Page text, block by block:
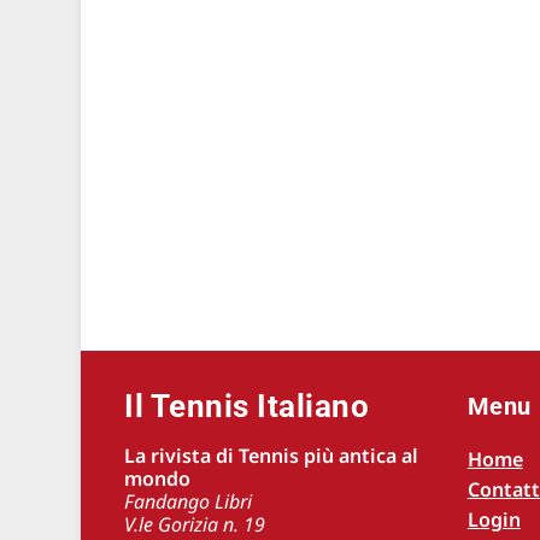
Il Tennis Italiano
La rivista di Tennis più antica al
mondo
Fandango Libri
V.le Gorizia n. 19
Menu
Home
Login